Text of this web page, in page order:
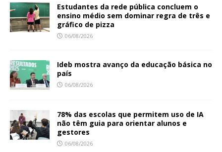
Estudantes da rede pública concluem o
ensino médio sem dominar regra de três e
gráfico de pizza
06/08/2026
Ideb mostra avanço da educação básica no
país
06/08/2026
78% das escolas que permitem uso de IA
não têm guia para orientar alunos e
gestores
06/08/2026